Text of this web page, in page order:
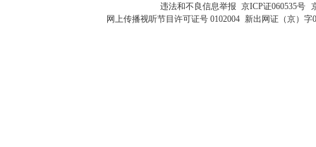
违法和不良信息举报 京ICP证060535号
网上传播视听节目许可证号 0102004 新出网证（京）